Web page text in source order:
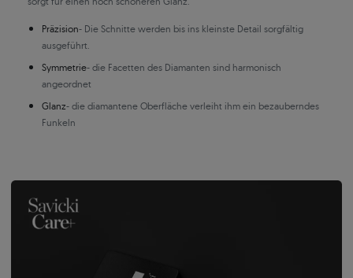
Präzision- Die Schnitte werden bis ins kleinste Detail sorgfältig
ausgeführt.
Symmetrie- die Facetten des Diamanten sind harmonisch
angeordnet
Glanz- die diamantene Oberfläche verleiht ihm ein bezauberndes
Funkeln